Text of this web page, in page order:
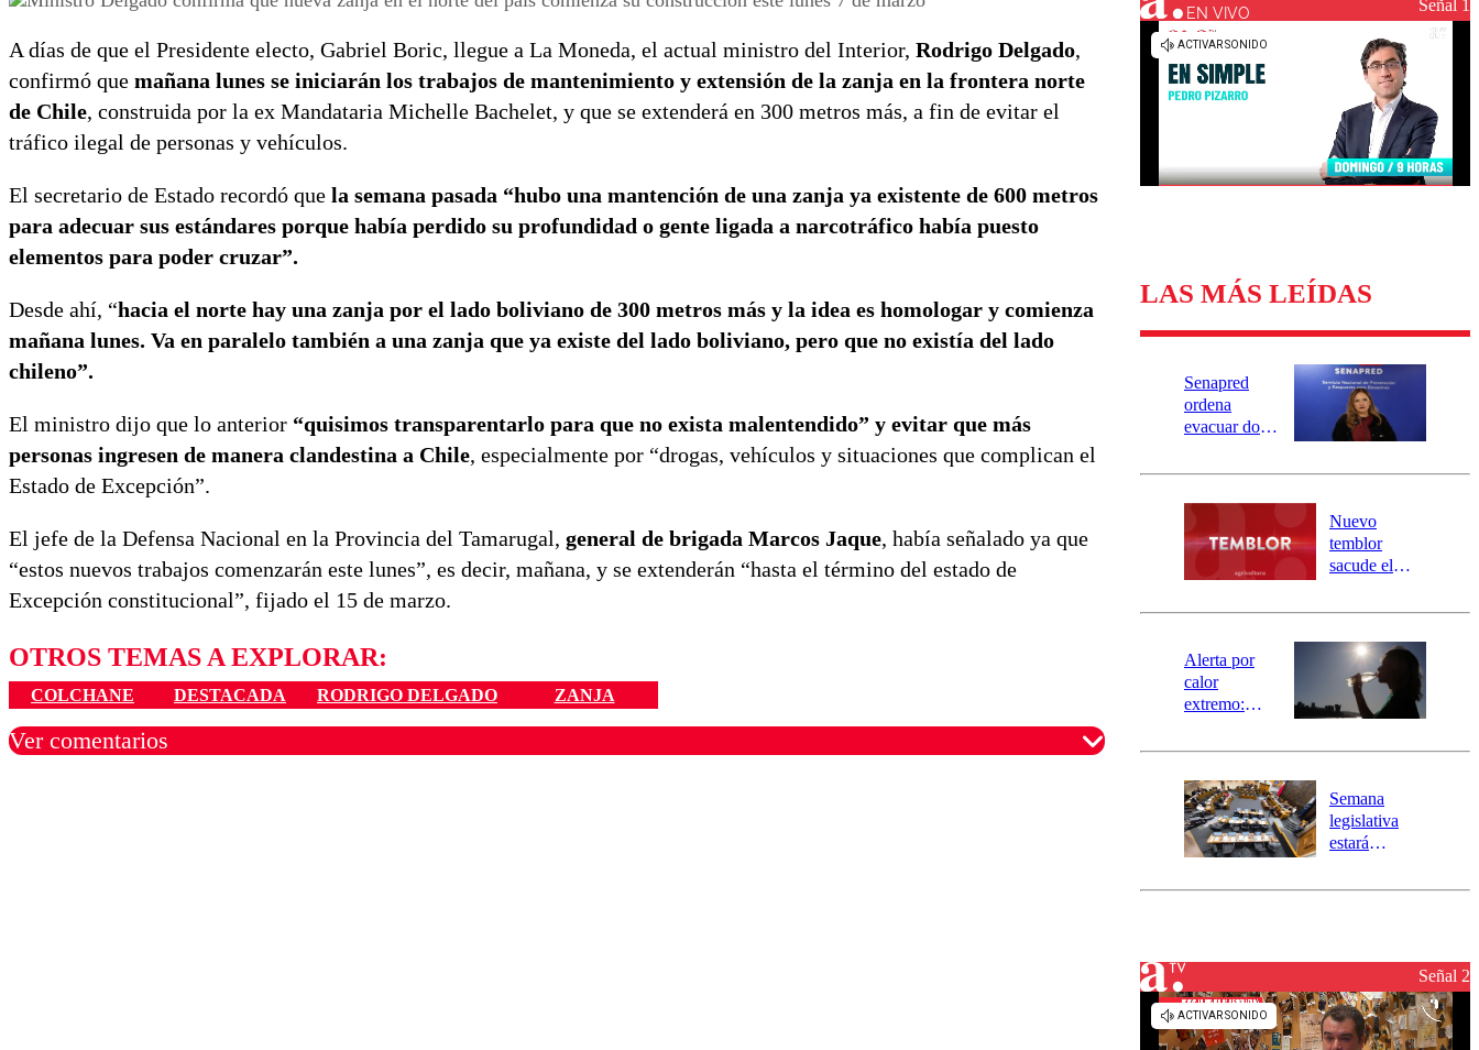
Universidad de Chile
Sustentabilidad
A días de que el Presidente electo, Gabriel Boric, llegue a La Moneda, el actual ministro del Interior, Rodrigo Delgado,
confirmó que mañana lunes se iniciarán los trabajos de mantenimiento y extensión de la zanja en la frontera norte
de Chile, construida por la ex Mandataria Michelle Bachelet, y que se extenderá en 300 metros más, a fin de evitar el
tráfico ilegal de personas y vehículos.
El secretario de Estado recordó que la semana pasada “hubo una mantención de una zanja ya existente de 600 metros
para adecuar sus estándares porque había perdido su profundidad o gente ligada a narcotráfico había puesto
elementos para poder cruzar”.
Desde ahí, “hacia el norte hay una zanja por el lado boliviano de 300 metros más y la idea es homologar y comienza
mañana lunes. Va en paralelo también a una zanja que ya existe del lado boliviano, pero que no existía del lado
chileno”.
El ministro dijo que lo anterior “quisimos transparentarlo para que no exista malentendido” y evitar que más
personas ingresen de manera clandestina a Chile, especialmente por “drogas, vehículos y situaciones que complican el
Estado de Excepción”.
El jefe de la Defensa Nacional en la Provincia del Tamarugal, general de brigada Marcos Jaque, había señalado ya que
“estos nuevos trabajos comenzarán este lunes”, es decir, mañana, y se extenderán “hasta el término del estado de
Excepción constitucional”, fijado el 15 de marzo.
OTROS TEMAS A EXPLORAR:
COLCHANE DESTACADA RODRIGO DELGADO ZANJA
Ver comentarios
EN VIVO Señal 1
LAS MÁS LEÍDAS
Senapred
ordena
evacuar dos
Carahue por
río Damas:
activa
mensajería
SAE
Nuevo
temblor
sacude el
revisa la
epicentro
Alerta por
calor
extremo:
activa Alerta
Preventiva en
tres comunas
Semana
legislativa
estará
el fin de la
reconstrucciónSeñal 2